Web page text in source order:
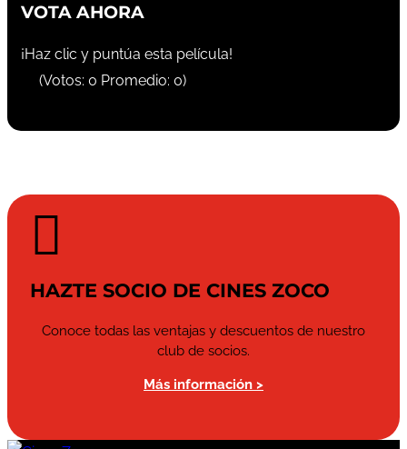
VOTA AHORA
¡Haz clic y puntúa esta película!
(Votos: 0 Promedio: 0)

HAZTE SOCIO DE CINES ZOCO
Conoce todas las ventajas y descuentos de nuestro
club de socios.
Más información >